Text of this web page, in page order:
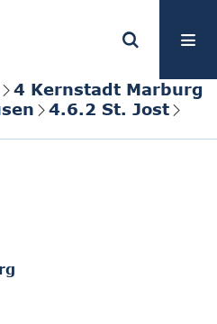
4 Kernstadt Marburg
4.6.2 St. Jost